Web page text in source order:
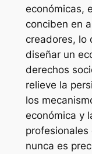
económicas,
conciben en
creadores, lo
diseñar un
derechos
relieve la
los
económica y
nunca es